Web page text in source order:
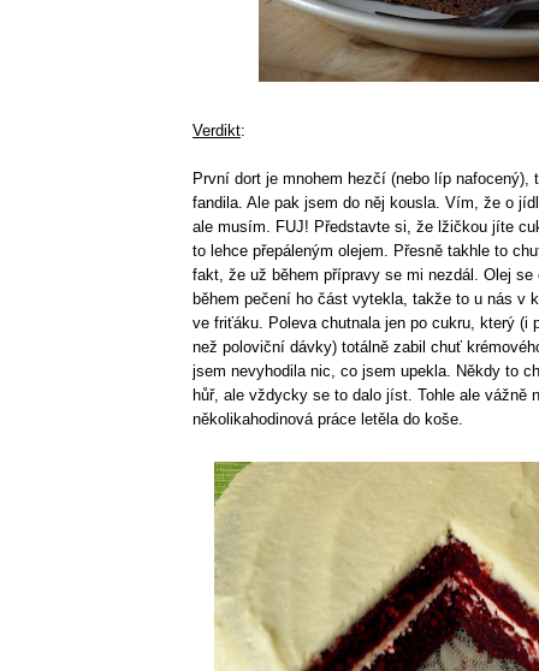
Verdikt:
První dort je mnohem hezčí (nebo líp nafocený),
fandila. Ale pak jsem do něj kousla. Vím, že o
ale musím. FUJ! Představte si, že lžičkou jíte
to lehce přepáleným olejem. Přesně takhle to
fakt, že už během přípravy se mi nezdál. Olej se
během pečení ho část vytekla, takže to u nás v
ve friťáku. Poleva chutnala jen po cukru, který (i
než poloviční dávky) totálně zabil chuť
jsem nevyhodila nic, co jsem upekla. Někdy to
hůř, ale vždycky se to dalo jíst. Tohle ale vážně
několikahodinová práce letěla do koše.